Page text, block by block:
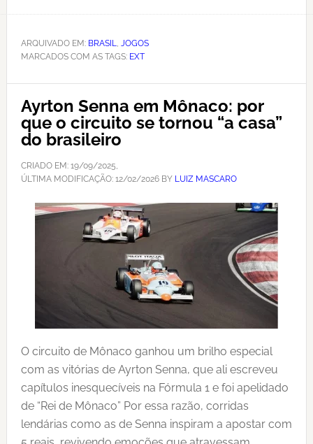
ARQUIVADO EM: BRASIL, JOGOS
MARCADOS COM AS TAGS: EXT
Ayrton Senna em Mônaco: por
que o circuito se tornou “a casa”
do brasileiro
CRIADO EM: 19/09/2025,
ÚLTIMA MODIFICAÇÃO: 12/02/2026BY LUIZ MASCARO
O circuito de Mônaco ganhou um brilho especial
com as vitórias de Ayrton Senna, que ali escreveu
capítulos inesquecíveis na Fórmula 1 e foi apelidado
de “Rei de Mônaco” Por essa razão, corridas
lendárias como as de Senna inspiram a apostar com